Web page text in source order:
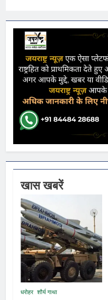
खास खबरें
धरोहर शौर्य गाथा